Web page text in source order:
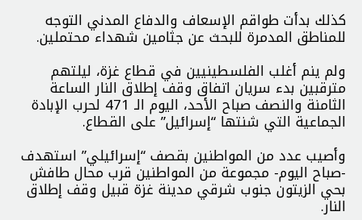
كذلك بدأت طواقم الإسعاف والدفاع المدني التوجه
للمناطق المدمرة للبحث عن جثامين شهداء محتملين.
ولم ينم أغلب الفلسطينيين في قطاع غزة، ليلتهم
مترقبين بدء سريان اتفاق وقف إطلاق النار الساعة
الثامنة والنصف صباح الأحد، اليوم الـ 471 لحرب الإبادة
الجماعية التي شنتها “إسرائيل” على القطاع.
وأصيب عدد من المواطنين بقصف “إسرائيلي” استهدف
-صباح اليوم- مجموعة من المواطنين قرب محال طافش
بحي الزيتون جنوب شرقي مدينة غزة قبيل وقف إطلاق
النار.